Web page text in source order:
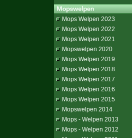
Mops Welpen 2023
Mops Welpen 2022
Mops Welpen 2021
Mopswelpen 2020
Mops Welpen 2019
Mops Welpen 2018
Mops Welpen 2017
Mops Welpen 2016
Mops Welpen 2015
Mopswelpen 2014
Mops - Welpen 2013
Mops - Welpen 2012